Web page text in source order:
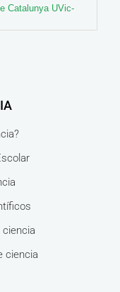
Catalunya UVic-
ciencia
ciencia